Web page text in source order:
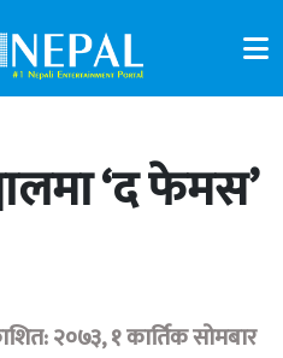
‘द फेमस’
२०७३, १ कार्तिक सोमबार